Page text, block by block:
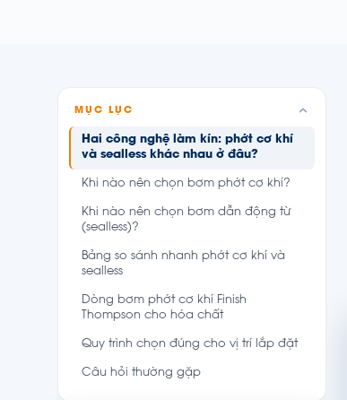
MỤC LỤC
Hai công nghệ làm kín: phớt cơ khí
và sealless khác nhau ở đâu?
Khi nào nên chọn bơm phớt cơ khí?
Khi nào nên chọn bơm dẫn động từ
(sealless)?
Bảng so sánh nhanh phớt cơ khí và
sealless
Dòng bơm phớt cơ khí Finish
Thompson cho hóa chất
Quy trình chọn đúng cho vị trí lắp đặt
Câu hỏi thường gặp